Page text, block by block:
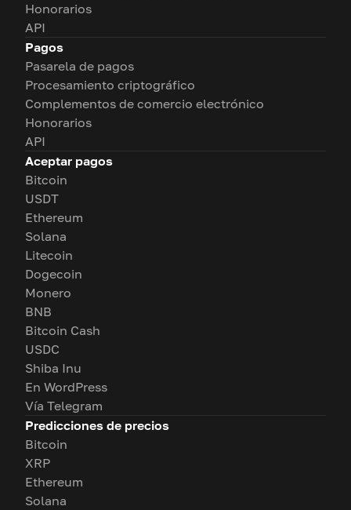
Honorarios
API
Pagos
Pasarela de pagos
Procesamiento criptográfico
Complementos de comercio electrónico
Honorarios
API
Aceptar pagos
Bitcoin
USDT
Ethereum
Solana
Litecoin
Dogecoin
Monero
BNB
Bitcoin Cash
USDC
Shiba Inu
En WordPress
Vía Telegram
Predicciones de precios
Bitcoin
XRP
Ethereum
Solana